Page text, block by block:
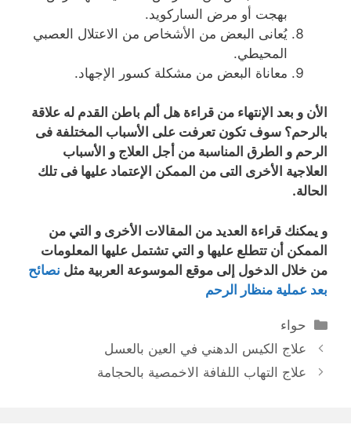
بهجت أو مرض الساركويد.
يُعانى البعض من الأشخاص من الاعتلال العصبي
المحيطي.
معاناة البعض من مشكلة كسور الإجهاد.
الأن و بعد الإنتهاء من قراءة هل ألم باطن القدم له علاقة
بالرحم؟ سوف تكون تعرفت على الأسباب المختلفة فى
الرحم و الطرق المناسبة من أجل العلاج و الأسباب
العلاجية الأخرى التى من الممكن الإعتماد عليها فى تلك
الحالة.
و يمكنك قراءة العديد من المقالات الأخرى و التي من
الممكن أن تتطلع عليها و التي تشتمل عليها المعلومات
من خلال الدخول إلى موقع الموسوعة العربية مثل نصائح
بعد عملية منظار الرحم
التصنيفات
حواء
علاج الكيس الدهني في العين بالعسل
علاج التهاب اللفافة الاخمصية بالحجامة